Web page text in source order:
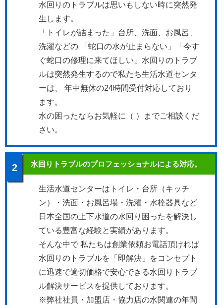
水回りのトラブルは思いもしない時に突然発
生します。
「トイレが詰まった」台所、洗面、お風呂、
洗濯などの 「蛇口の水が止まらない」「今す
ぐ蛇口の修理に来てほしい」水回りのトラブ
ルは突然発生するので私たち生活水道センタ
ーは、 年中無休の24時間受付対応しており
ます。
水の困ったならお気軽に（ ）までご相談くだ
さい。
2 水回りトラブルのプロフェッショナルによる対応。
生活水道センターはトイレ・台所（キッチ
ン）・洗面・お風呂場・洗濯・水栓器具など
日本全国の上下水道の水回り困ったを解決し
ている豊富な経験と実績があります。
そんな中で 私たちは創業依頼お電話頂ければ
水回りのトラブルを「即解決」をコンセプト
に迅速で適切価格で安心できる水回りトラブ
ル解決サービスを提供しております。
※弊社社員・加盟店・協力店の水関連の年間